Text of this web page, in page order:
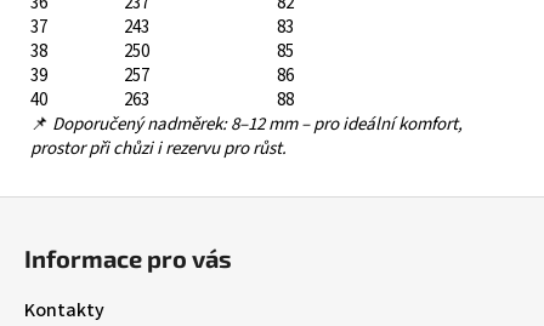
37
243
83
38
250
85
39
257
86
40
263
88
📌 Doporučený nadměrek: 8–12 mm – pro ideální komfort,
prostor při chůzi i rezervu pro růst.
Informace pro vás
Kontakty